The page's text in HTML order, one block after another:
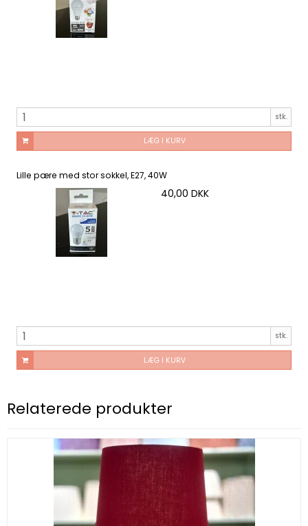
stk.
LÆG I KURV
Lille pære med stor sokkel, E27, 40W
40,00 DKK
stk.
LÆG I KURV
Relaterede produkter